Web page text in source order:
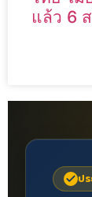
แล้ว 6
ป